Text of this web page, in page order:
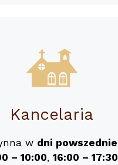
Kancelaria
w dni powszednie
– 10:00, 16:00 – 17:30